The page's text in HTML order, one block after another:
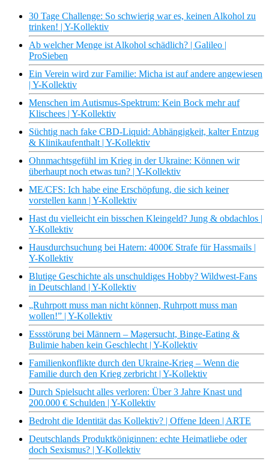
30 Tage Challenge: So schwierig war es, keinen Alkohol zu
trinken! | Y-Kollektiv
Ab welcher Menge ist Alkohol schädlich? | Galileo |
ProSieben
Ein Verein wird zur Familie: Micha ist auf andere angewiesen
| Y-Kollektiv
Menschen im Autismus-Spektrum: Kein Bock mehr auf
Klischees | Y-Kollektiv
Süchtig nach fake CBD-Liquid: Abhängigkeit, kalter Entzug
& Klinikaufenthalt | Y-Kollektiv
Ohnmachtsgefühl im Krieg in der Ukraine: Können wir
überhaupt noch etwas tun? | Y-Kollektiv
ME/CFS: Ich habe eine Erschöpfung, die sich keiner
vorstellen kann | Y-Kollektiv
Hast du vielleicht ein bisschen Kleingeld? Jung & obdachlos |
Y-Kollektiv
Hausdurchsuchung bei Hatern: 4000€ Strafe für Hassmails |
Y-Kollektiv
Blutige Geschichte als unschuldiges Hobby? Wildwest-Fans
in Deutschland | Y-Kollektiv
„Ruhrpott muss man nicht können, Ruhrpott muss man
wollen!” | Y-Kollektiv
Essstörung bei Männern – Magersucht, Binge-Eating &
Bulimie haben kein Geschlecht | Y-Kollektiv
Familienkonflikte durch den Ukraine-Krieg – Wenn die
Familie durch den Krieg zerbricht | Y-Kollektiv
Durch Spielsucht alles verloren: Über 3 Jahre Knast und
200.000 € Schulden | Y-Kollektiv
Bedroht die Identität das Kollektiv? | Offene Ideen | ARTE
Deutschlands Produktköniginnen: echte Heimatliebe oder
doch Sexismus? | Y-Kollektiv